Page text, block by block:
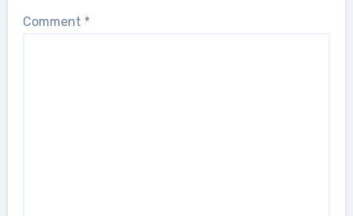
Comment *